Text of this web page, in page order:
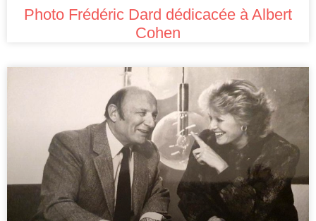
Photo Frédéric Dard dédicacée à Albert
Cohen